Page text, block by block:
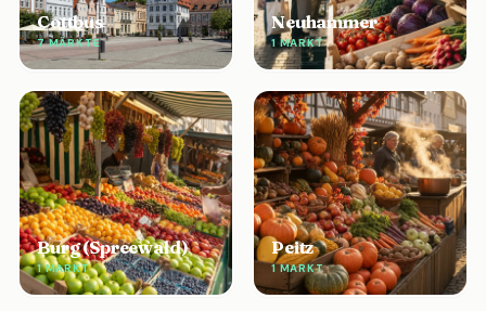
Cottbus
7 MÄRKTE
Neuhammer
1 MARKT
Burg (Spreewald)
1 MARKT
Peitz
1 MARKT